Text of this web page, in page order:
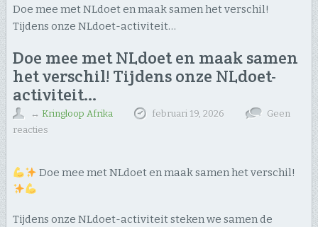
Doe mee met NLdoet en maak samen het verschil!
Tijdens onze NLdoet-activiteit…
Doe mee met NLdoet en maak samen
het verschil! Tijdens onze NLdoet-
activiteit…
↔ Kringloop Afrika februari 19, 2026
Geen
reacties
Doe mee met NLdoet en maak samen het verschil!
Tijdens onze NLdoet-activiteit steken we samen de